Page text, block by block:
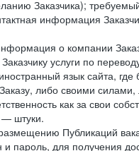
Заказчика);
информация
о компании
услуги по
язык сайта,
либо своими
как за свои
— штуки.
Публикаций
пароль, для получения